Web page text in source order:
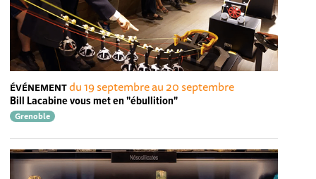
ÉVÉNEMENTdu 19 septembre au 20 septembre
Bill Lacabine vous met en "ébullition"
Grenoble